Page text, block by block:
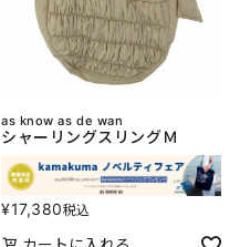
as know as de wan
シャーリングスリングＭ
¥17,380税込